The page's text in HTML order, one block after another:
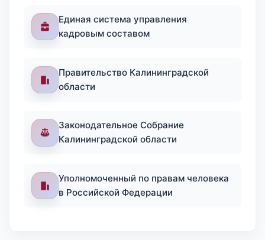
Единая система управления
кадровым составом
Правительство Калининградской
области
Законодательное Собрание
Калининградской области
Уполномоченный по правам человека
в Российской Федерации